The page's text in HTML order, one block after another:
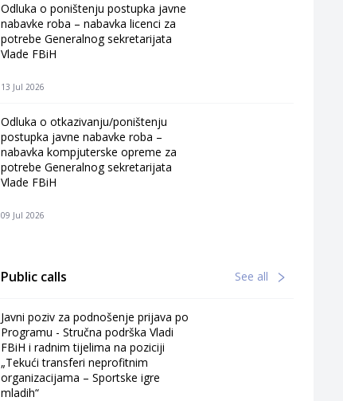
Odluka o poništenju postupka javne
nabavke roba – nabavka licenci za
potrebe Generalnog sekretarijata
Vlade FBiH
13 Jul 2026
Odluka o otkazivanju/poništenju
postupka javne nabavke roba –
nabavka kompjuterske opreme za
potrebe Generalnog sekretarijata
Vlade FBiH
09 Jul 2026
Public calls See all
Javni poziv za podnošenje prijava po
Programu - Stručna podrška Vladi
FBiH i radnim tijelima na poziciji
„Tekući transferi neprofitnim
organizacijama – Sportske igre
mladih“